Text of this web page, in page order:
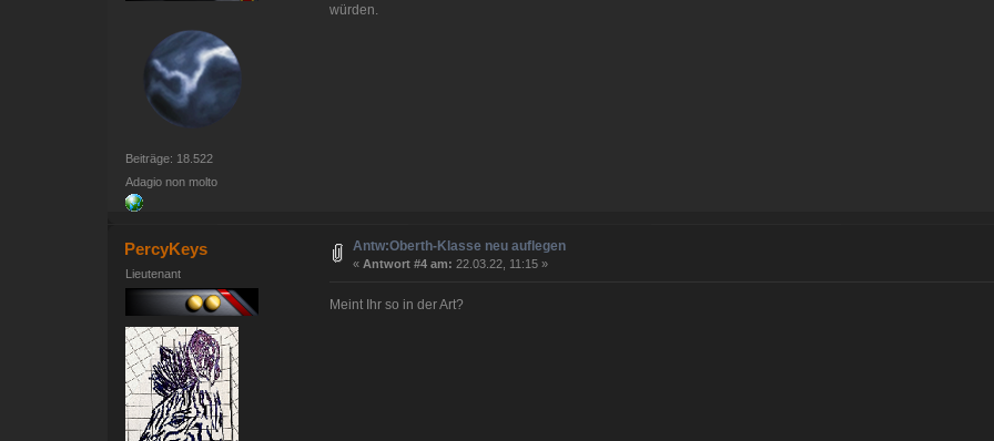
Beiträge: 18.522
Adagio non molto
würden.
PercyKeys
Lieutenant
Antw:Oberth-Klasse neu auflegen
« Antwort #4 am: 22.03.22, 11:15 »
Meint Ihr so in der Art?